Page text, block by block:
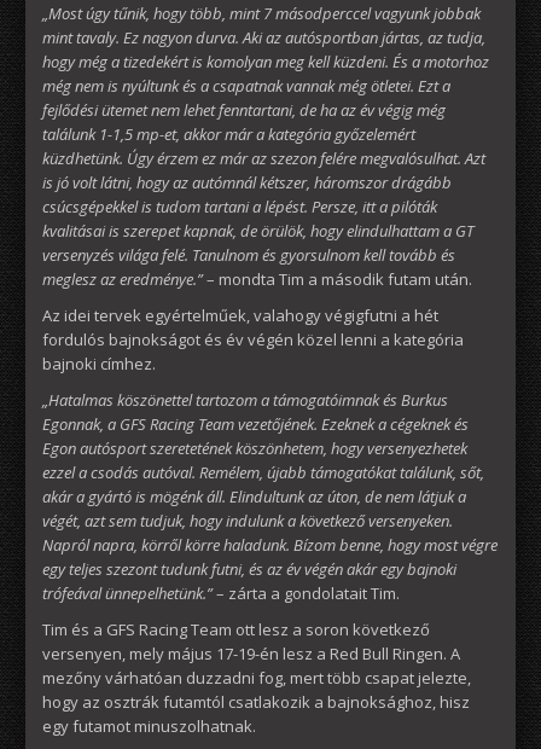
„Most úgy tűnik, hogy több, mint 7 másodperccel vagyunk jobbak
mint tavaly. Ez nagyon durva. Aki az autósportban jártas, az tudja,
hogy még a tizedekért is komolyan meg kell küzdeni. És a motorhoz
még nem is nyúltunk és a csapatnak vannak még ötletei. Ezt a
fejlődési ütemet nem lehet fenntartani, de ha az év végig még
találunk 1-1,5 mp-et, akkor már a kategória győzelemért
küzdhetünk. Úgy érzem ez már az szezon felére megvalósulhat. Azt
is jó volt látni, hogy az autómnál kétszer, háromszor drágább
csúcsgépekkel is tudom tartani a lépést. Persze, itt a pilóták
kvalitásai is szerepet kapnak, de örülök, hogy elindulhattam a GT
versenyzés világa felé. Tanulnom és gyorsulnom kell tovább és
meglesz az eredménye.”– mondta Tim a második futam után.
Az idei tervek egyértelműek, valahogy végigfutni a hét
fordulós bajnokságot és év végén közel lenni a kategória
bajnoki címhez.
„Hatalmas köszönettel tartozom a támogatóimnak és Burkus
Egonnak, a GFS Racing Team vezetőjének. Ezeknek a cégeknek és
Egon autósport szeretetének köszönhetem, hogy versenyezhetek
ezzel a csodás autóval. Remélem, újabb támogatókat találunk, sőt,
akár a gyártó is mögénk áll. Elindultunk az úton, de nem látjuk a
végét, azt sem tudjuk, hogy indulunk a következő versenyeken.
Napról napra, körről körre haladunk. Bízom benne, hogy most végre
egy teljes szezont tudunk futni, és az év végén akár egy bajnoki
trófeával ünnepelhetünk.”– zárta a gondolatait Tim.
Tim és a GFS Racing Team ott lesz a soron következő
versenyen, mely május 17-19-én lesz a Red Bull Ringen. A
mezőny várhatóan duzzadni fog, mert több csapat jelezte,
hogy az osztrák futamtól csatlakozik a bajnoksághoz, hisz
egy futamot minuszolhatnak.